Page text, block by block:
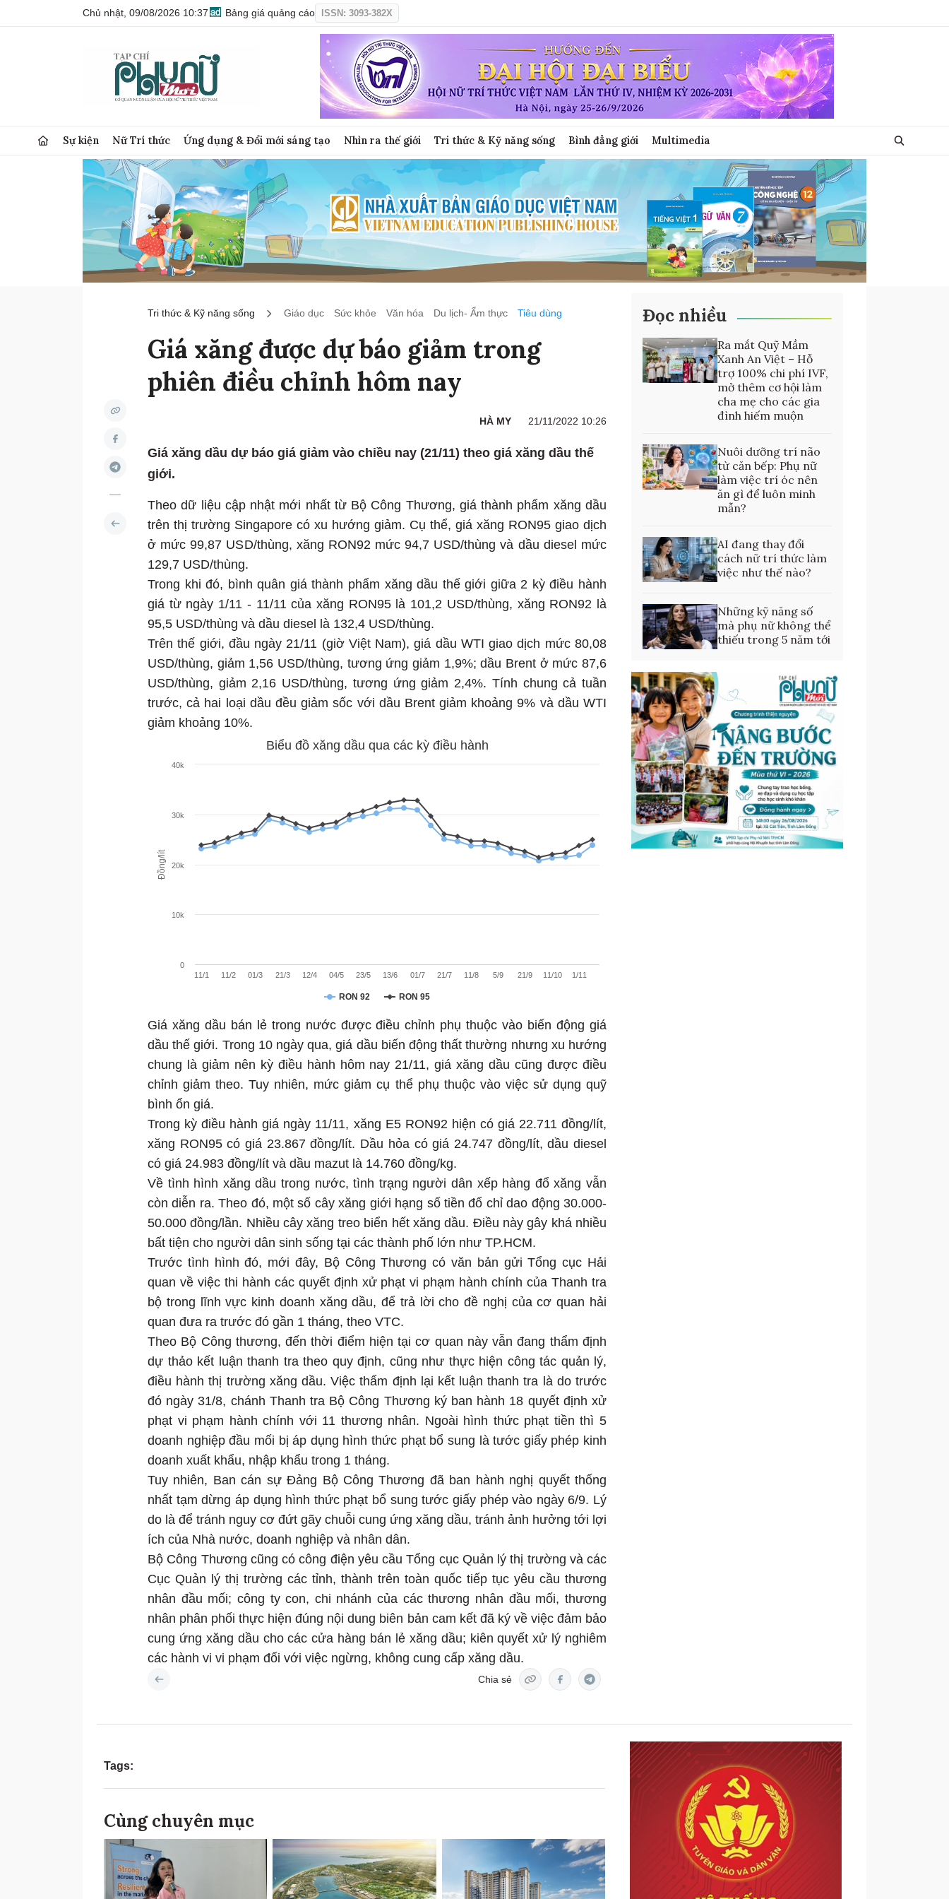
Chủ nhật, 09/08/2026 10:37 Bảng giá quảng cáo ISSN: 3093-382X
Sự kiện Nữ Trí thức Ứng dụng & Đổi mới sáng tạo Nhìn ra thế giới Tri thức & Kỹ năng sống Bình đẳng giới Multimedia
Tri thức & Kỹ năng sống Giáo dục Sức khỏe Văn hóa Du lịch- Ẩm thực Tiêu dùng
Giá xăng được dự báo giảm trong
phiên điều chỉnh hôm nay
HÀ MY 21/11/2022 10:26
Giá xăng dầu dự báo giá giảm vào chiều nay (21/11) theo giá xăng dầu thế
giới.
Theo dữ liệu cập nhật mới nhất từ Bộ Công Thương, giá thành phẩm xăng dầu
trên thị trường Singapore có xu hướng giảm. Cụ thể, giá xăng RON95 giao dịch
ở mức 99,87 USD/thùng, xăng RON92 mức 94,7 USD/thùng và dầu diesel mức
129,7 USD/thùng.
Trong khi đó, bình quân giá thành phẩm xăng dầu thế giới giữa 2 kỳ điều hành
giá từ ngày 1/11 - 11/11 của xăng RON95 là 101,2 USD/thùng, xăng RON92 là
95,5 USD/thùng và dầu diesel là 132,4 USD/thùng.
Trên thế giới, đầu ngày 21/11 (giờ Việt Nam), giá dầu WTI giao dịch mức 80,08
USD/thùng, giảm 1,56 USD/thùng, tương ứng giảm 1,9%; dầu Brent ở mức 87,6
USD/thùng, giảm 2,16 USD/thùng, tương ứng giảm 2,4%. Tính chung cả tuần
trước, cả hai loại dầu đều giảm sốc với dầu Brent giảm khoảng 9% và dầu WTI
giảm khoảng 10%.
Đồng/lít
Biểu đồ xăng dầu qua các kỳ điều hành
RON 92 RON 95
11/1 11/2 01/3 21/3 12/4 04/5 23/5 13/6 01/7 21/7 11/8 5/9 21/9 11/10 1/11
0
10k
20k
30k
40k
Giá xăng dầu bán lẻ trong nước được điều chỉnh phụ thuộc vào biến động giá
dầu thế giới. Trong 10 ngày qua, giá dầu biến động thất thường nhưng xu hướng
chung là giảm nên kỳ điều hành hôm nay 21/11, giá xăng dầu cũng được điều
chỉnh giảm theo. Tuy nhiên, mức giảm cụ thể phụ thuộc vào việc sử dụng quỹ
bình ổn giá.
Trong kỳ điều hành giá ngày 11/11, xăng E5 RON92 hiện có giá 22.711 đồng/lít,
xăng RON95 có giá 23.867 đồng/lít. Dầu hỏa có giá 24.747 đồng/lít, dầu diesel
có giá 24.983 đồng/lít và dầu mazut là 14.760 đồng/kg.
Về tình hình xăng dầu trong nước, tình trạng người dân xếp hàng đổ xăng vẫn
còn diễn ra. Theo đó, một số cây xăng giới hạng số tiền đổ chỉ dao động 30.000-
50.000 đồng/lần. Nhiều cây xăng treo biển hết xăng dầu. Điều này gây khá nhiều
bất tiện cho người dân sinh sống tại các thành phố lớn như TP.HCM.
Trước tình hình đó, mới đây, Bộ Công Thương có văn bản gửi Tổng cục Hải
quan về việc thi hành các quyết định xử phạt vi phạm hành chính của Thanh tra
bộ trong lĩnh vực kinh doanh xăng dầu, để trả lời cho đề nghị của cơ quan hải
quan đưa ra trước đó gần 1 tháng, theo VTC.
Theo Bộ Công thương, đến thời điểm hiện tại cơ quan này vẫn đang thẩm định
dự thảo kết luận thanh tra theo quy định, cũng như thực hiện công tác quản lý,
điều hành thị trường xăng dầu. Việc thẩm định lại kết luận thanh tra là do trước
đó ngày 31/8, chánh Thanh tra Bộ Công Thương ký ban hành 18 quyết định xử
phạt vi phạm hành chính với 11 thương nhân. Ngoài hình thức phạt tiền thì 5
doanh nghiệp đầu mối bị áp dụng hình thức phạt bổ sung là tước giấy phép kinh
doanh xuất khẩu, nhập khẩu trong 1 tháng.
Tuy nhiên, Ban cán sự Đảng Bộ Công Thương đã ban hành nghị quyết thống
nhất tạm dừng áp dụng hình thức phạt bổ sung tước giấy phép vào ngày 6/9. Lý
do là để tránh nguy cơ đứt gãy chuỗi cung ứng xăng dầu, tránh ảnh hưởng tới lợi
ích của Nhà nước, doanh nghiệp và nhân dân.
Bộ Công Thương cũng có công điện yêu cầu Tổng cục Quản lý thị trường và các
Cục Quản lý thị trường các tỉnh, thành trên toàn quốc tiếp tục yêu cầu thương
nhân đầu mối; công ty con, chi nhánh của các thương nhân đầu mối, thương
nhân phân phối thực hiện đúng nội dung biên bản cam kết đã ký về việc đảm bảo
cung ứng xăng dầu cho các cửa hàng bán lẻ xăng dầu; kiên quyết xử lý nghiêm
các hành vi vi phạm đối với việc ngừng, không cung cấp xăng dầu.
Chia sẻ
Đọc nhiều
Ra mắt Quỹ Mầm
Xanh An Việt – Hỗ
trợ 100% chi phí IVF,
mở thêm cơ hội làm
cha mẹ cho các gia
đình hiếm muộn
Nuôi dưỡng trí não
từ căn bếp: Phụ nữ
làm việc trí óc nên
ăn gì để luôn minh
mẫn?
AI đang thay đổi
cách nữ trí thức làm
việc như thế nào?
Những kỹ năng số
mà phụ nữ không thể
thiếu trong 5 năm tới
Tags:
Cùng chuyên mục